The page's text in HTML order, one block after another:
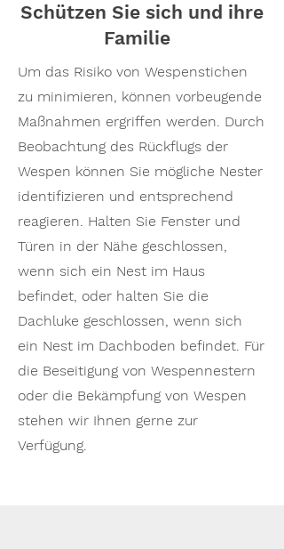
Schützen Sie sich und ihre
Familie
Um das Risiko von Wespenstichen
zu minimieren, können vorbeugende
Maßnahmen ergriffen werden. Durch
Beobachtung des Rückflugs der
Wespen können Sie mögliche Nester
identifizieren und entsprechend
reagieren. Halten Sie Fenster und
Türen in der Nähe geschlossen,
wenn sich ein Nest im Haus
befindet, oder halten Sie die
Dachluke geschlossen, wenn sich
ein Nest im Dachboden befindet. Für
die Beseitigung von Wespennestern
oder die Bekämpfung von Wespen
stehen wir Ihnen gerne zur
Verfügung.